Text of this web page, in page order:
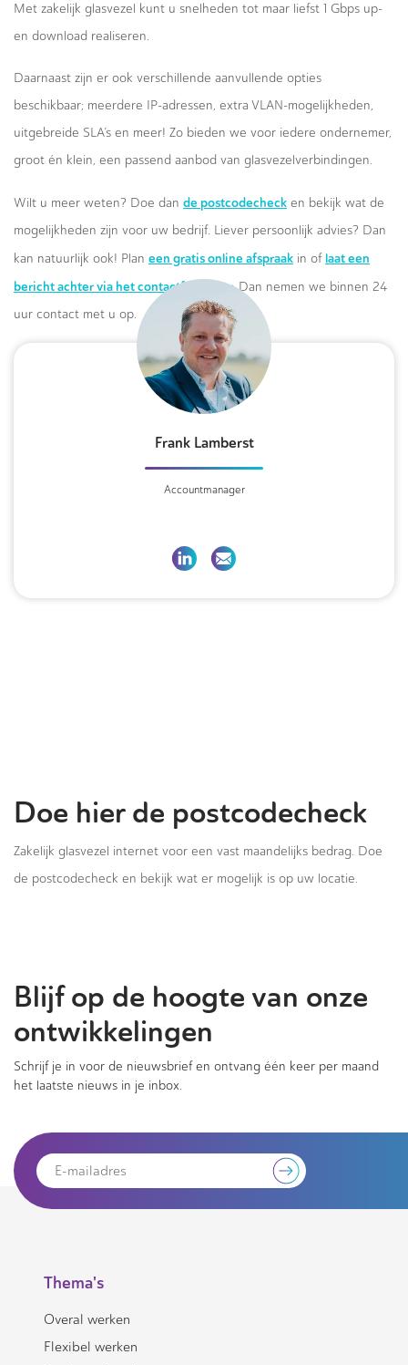
Met zakelijk glasvezel kunt u snelheden tot maar liefst 1 Gbps up-
en download realiseren.
Daarnaast zijn er ook verschillende aanvullende opties
beschikbaar; meerdere IP-adressen, extra VLAN-mogelijkheden,
uitgebreide SLA’s en meer! Zo bieden we voor iedere ondernemer,
groot én klein, een passend aanbod van glasvezelverbindingen.
Wilt u meer weten? Doe dan de postcodecheck en bekijk wat de
mogelijkheden zijn voor uw bedrijf. Liever persoonlijk advies? Dan
kan natuurlijk ook! Plan een gratis online afspraak in of laat een
bericht achter via het contactformulier.Dan nemen we binnen 24
uur contact met u op.
Frank Lamberst
Accountmanager
Doe hier de postcodecheck
Zakelijk glasvezel internet voor een vast maandelijks bedrag. Doe
de postcodecheck en bekijk wat er mogelijk is op uw locatie.
Blijf op de hoogte van onze
ontwikkelingen
Schrijf je in voor de nieuwsbrief en ontvang één keer per maand
het laatste nieuws in je inbox.
Thema's
Overal werken
Flexibel werken